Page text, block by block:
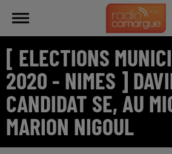
[ ELECTIONS
2020 - NIMES ]
CANDIDAT SE, AU
MARION NIGOUL